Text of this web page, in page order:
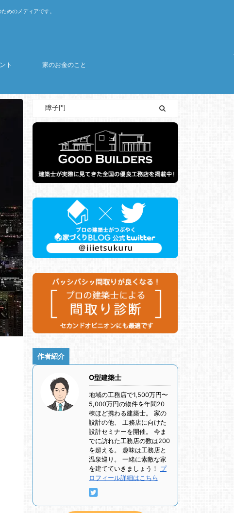
めのメディアです。
ト 家のお金のこと
作者紹介
O型建築士
地域の工務店で1,500万円〜
5,000万円の物件を年間20
棟ほど携わる建築士。 家の
設計の他、 工務店に向けた
設計セミナーを開催。 今ま
でに訪れた工務店の数は200
を超える。 趣味は工務店と
温泉巡り。 一緒に素敵な家
を建てていきましょう！ プ
ロフィール詳細はこちら